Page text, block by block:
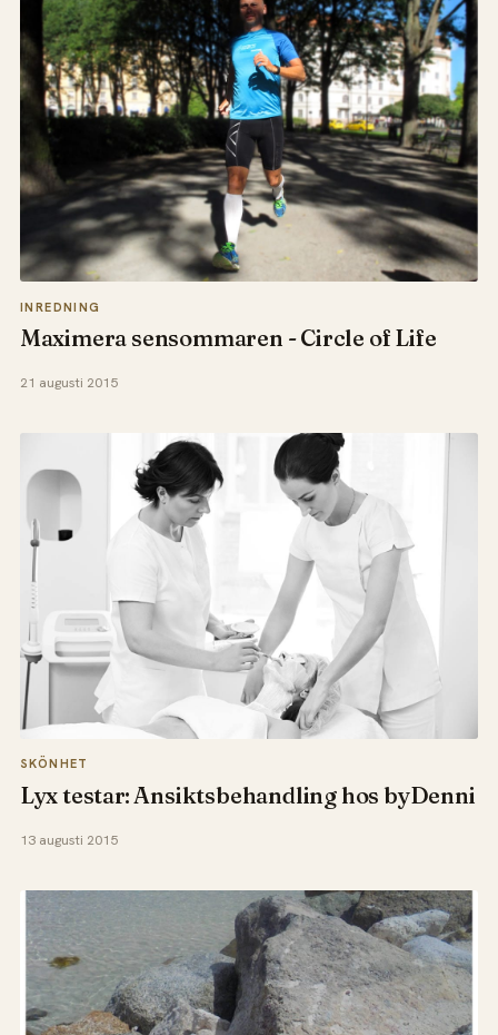
INREDNING
Maximera sensommaren - Circle of Life
21 augusti 2015
SKÖNHET
Lyx testar: Ansiktsbehandling hos byDenni
13 augusti 2015